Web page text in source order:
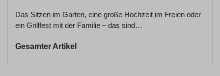
Das Sitzen im Garten, eine große Hochzeit im Freien oder
ein Grillfest mit der Familie – das sind…
Gesamter Artikel